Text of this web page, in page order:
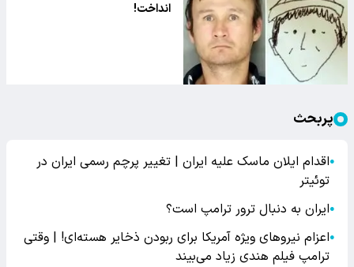
انداخت!
پربحث
●اقدام ایلان ماسک علیه ایران | تغییر پرچم رسمی ایران در
توئیتر
●ایران به دنبال ترور ترامپ است؟
●اعزام نیروهای ویژه آمریکا برای ربودن ذخایر هسته‌ای! | وقتی
ترامپ فیلم هندی زیاد می‌بیند